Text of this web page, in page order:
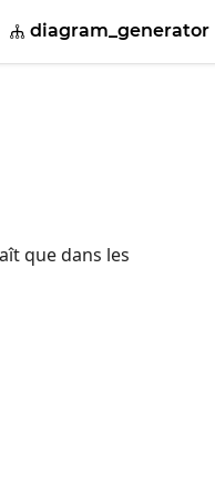
 diagram_generator
que dans les